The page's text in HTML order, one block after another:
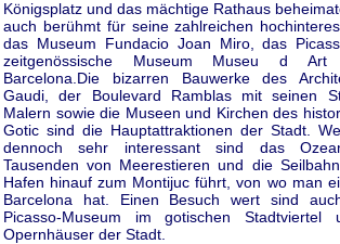
Königsplatz und das mächtige Rathaus
auch berühmt für seine zahlreichen
das Museum Fundacio Joan Miro, das
zeitgenössische Museum Museu d Art
Barcelona.Die bizarren Bauwerke des
Gaudi, der Boulevard Ramblas mit seinen
Malern sowie die Museen und Kirchen des
Gotic sind die Hauptattraktionen der Stadt.
dennoch sehr interessant sind das
Tausenden von Meerestieren und die
Hafen hinauf zum Montijuc führt, von wo man
Barcelona hat. Einen Besuch wert sind
Picasso-Museum im gotischen Stadtviertel
Opernhäuser der Stadt.